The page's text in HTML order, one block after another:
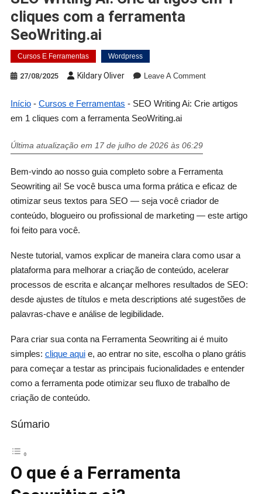
cliques com a ferramenta
SeoWriting.ai
Cursos E Ferramentas Wordpress
27/08/2025 Kildary Oliver Leave A Comment
Início- Cursos e Ferramentas - SEO Writing Ai: Crie artigos
em 1 cliques com a ferramenta SeoWriting.ai
Última atualização em 17 de julho de 2026 às 06:29
Bem-vindo ao nosso guia completo sobre a Ferramenta
Seowriting ai! Se você busca uma forma prática e eficaz de
otimizar seus textos para SEO — seja você criador de
conteúdo, blogueiro ou profissional de marketing — este artigo
foi feito para você.
Neste tutorial, vamos explicar de maneira clara como usar a
plataforma para melhorar a criação de conteúdo, acelerar
processos de escrita e alcançar melhores resultados de SEO:
desde ajustes de títulos e meta descriptions até sugestões de
palavras-chave e análise de legibilidade.
Para criar sua conta na Ferramenta Seowriting ai é muito
simples: clique aquie, ao entrar no site, escolha o plano grátis
para começar a testar as principais fucionalidades e entender
como a ferramenta pode otimizar seu fluxo de trabalho de
criação de conteúdo.
Súmario
O que é a Ferramenta